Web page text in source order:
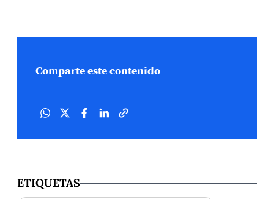
Comparte este contenido
ETIQUETAS